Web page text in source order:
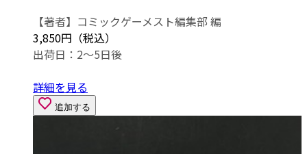
【著者】コミックゲーメスト編集部 編
3,850円（税込）
出荷日：2～5日後
詳細を見る
追加する